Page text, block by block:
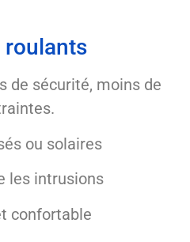
roulants
de sécurité, moins de
ou solaires
les intrusions
confortable